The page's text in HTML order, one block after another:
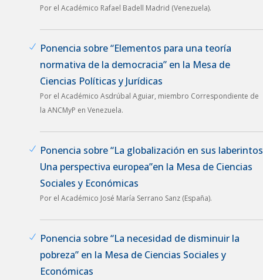
Por el Académico Rafael Badell Madrid (Venezuela).
Ponencia sobre “Elementos para una teoría
normativa de la democracia” en la Mesa de
Ciencias Políticas y Jurídicas
Por el Académico Asdrúbal Aguiar, miembro Correspondiente de
la ANCMyP en Venezuela.
Ponencia sobre “La globalización en sus
Una perspectiva europea”en la Mesa de Ciencias
Sociales y Económicas
Por el Académico José María Serrano Sanz (España).
Ponencia sobre “La necesidad de disminuir la
pobreza” en la Mesa de Ciencias Sociales y
Económicas